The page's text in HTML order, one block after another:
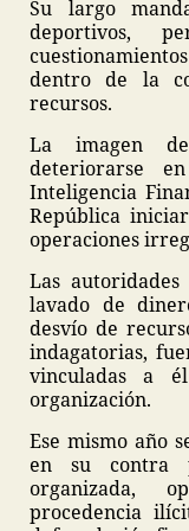
Su largo
deportivos,
dentro de la
recursos.
La imagen
deteriorarse
Inteligencia
República
operaciones
Las autoridades
lavado de
desvío de
indagatorias,
vinculadas a
organización.
Ese mismo año
en su contra
organizada,
procedencia